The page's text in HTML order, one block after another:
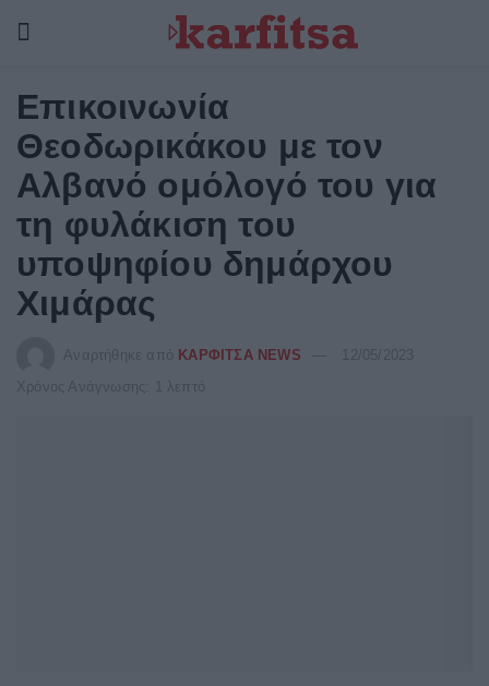
Επικοινωνία
Θεοδωρικάκου με τον
Αλβανό ομόλογό του για
τη φυλάκιση του
υποψηφίου δημάρχου
Χιμάρας
Αναρτήθηκε από ΚΑΡΦΙΤΣΑ NEWS
12/05/2023
Χρόνος Ανάγνωσης: 1 λεπτό